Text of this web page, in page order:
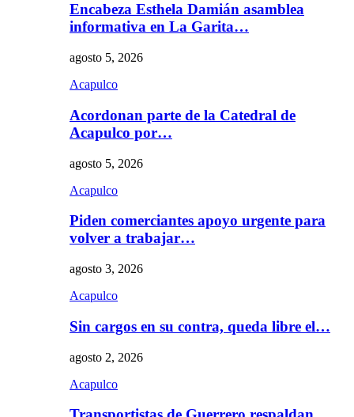
Encabeza Esthela Damián asamblea
informativa en La Garita…
agosto 5, 2026
Acapulco
Acordonan parte de la Catedral de
Acapulco por…
agosto 5, 2026
Acapulco
Piden comerciantes apoyo urgente para
volver a trabajar…
agosto 3, 2026
Acapulco
Sin cargos en su contra, queda libre el…
agosto 2, 2026
Acapulco